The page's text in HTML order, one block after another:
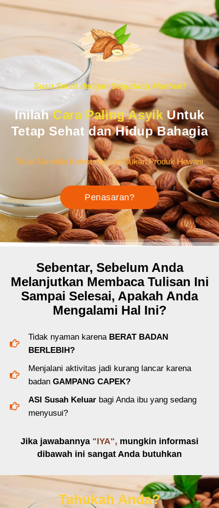
Susu Sehat dengan Segudang Manfaat!
InilahCara Paling Asyik Untuk
Tetap Sehat dan Hidup Bahagia
Tidak Memiliki Kolesterol dan Bukan Produk Hewani
Penasaran?
Sebentar, Sebelum Anda
Melanjutkan Membaca Tulisan Ini
Sampai Selesai, Apakah Anda
Mengalami Hal Ini?
Tidak nyaman karena BERAT BADAN
BERLEBIH?
Menjalani aktivitas jadi kurang lancar karena
badan GAMPANG CAPEK?
ASI Susah Keluar bagi Anda ibu yang sedang
menyusui?
Jika jawabannya "IYA", mungkin informasi
dibawah ini sangat Anda butuhkan
Tahukah Anda?